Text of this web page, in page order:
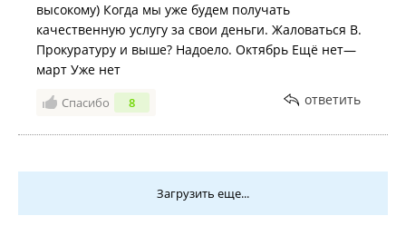
высокому) Когда мы уже будем получать
качественную услугу за свои деньги. Жаловаться В.
Прокуратуру и выше? Надоело. Октябрь Ещё нет—
март Уже нет
Спасибо 8 ответить
Загрузить еще...